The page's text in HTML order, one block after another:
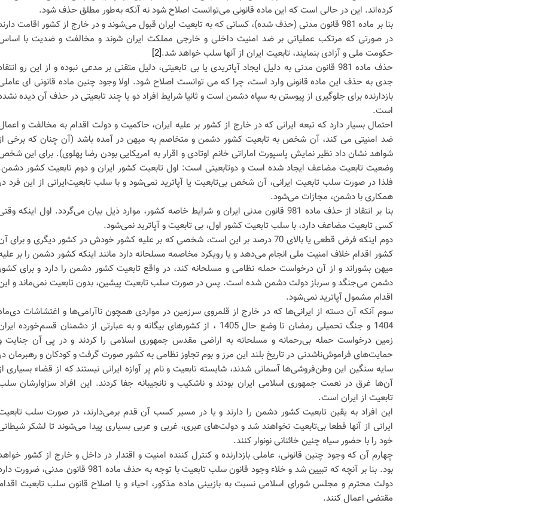
کرده‌اند. این در حالی‌ است که این ماده قانونی می‌توانست اصلاح شود نه آنکه به‌طور مطلق حذف شود.
بنا بر ماده 981 قانون مدنی (حذف شده)، کسانی که به تابعیت ایران قبول می‌شوند و در خارج از کشور اقامت
در صورتی که مرتکب عملیاتی بر ضد امنیت داخلی و خارجی مملکت ایران شوند و مخالفت و ضدیت با
حکومت ملی و آزادی بنمایند، تابعیت ایران از آنها سلب خواهد شد.[2]
حذف ماده 981 قانون مدنی به دلیل ایجاد آپاتریدی یا بی تابعیتی، دلیل متقنی بر مدعی نبوده و از این رو
جدی به حذف این ماده قانونی وارد است، چرا که می توانست اصلاح شود. اولا وجود چنین ماده قانونی ای
بازدارنده برای جلوگیری از پیوستن به سپاه دشمن است و ثانیا شرایط افراد دو یا چند تابعیتی در حذف آن دیده
است.
احتمال بسیار دارد که تبعه ایرانی که در خارج از کشور بر علیه ایران، حاکمیت و دولت اقدام به مخالفت و
ضد امنیتی می کند، آن شخص به تابعیت کشور دشمن و متخاصم به میهن در آمده باشد (آن چنان که برخی
شواهد نشان داد نظیر نمایش پاسپورت اماراتی خانم اوتادی و اقرار به امریکایی بودن رضا پهلوی). برای این
وضعیت تابعیت مضاعف ایجاد شده است و دوتابعیتی است: اول تابعیت کشور ایران و دوم تابعیت کشور
فلذا در صورت سلب تابعیت ایرانی، آن شخص بی‌تابعیت یا آپاترید نمی‌شود و با سلب تابعیت‌ایرانی از این فرد
همکاری با دشمن، مجازات می‌شود.
بنا بر انتقاد از حذف ماده 981 قانون مدنی ایران و شرایط خاصه کشور، موارد ذیل بیان می‌گردد. اول اینکه
کسی تابعیت مضاعف دارد، با سلب تابعیت کشور اول، بی تابعیت و آپاترید نمی‌شود.
دوم اینکه فرض قطعی یا بالای 70 درصد بر این است، شخصی که بر علیه کشور خودش در کشور دیگری و برای
کشور اقدام خلاف امنیت ملی انجام می‌دهد و یا رویکرد مخاصمه مسلحانه دارد مانند اینکه کشور دشمن را بر
میهن بشوراند و از آن درخواست حمله نظامی و مسلحانه کند، در واقع تابعیت کشور دشمن را دارد و برای
دشمن می‌جنگد و سرباز دولت دشمن شده است. پس در صورت سلب تابعیت پیشین، بدون تابعیت نمی‌ماند و
اقدام مشمول آپاترید نمی‌شود.
سوم آنکه آن دسته از ایرانی‌ها که در خارج از قلمروی سرزمین در مواردی همچون ناآرامی‌ها و اغتشاشات
1404 و جنگ تحمیلی رمضان تا وضع حال 1405 ، از کشورهای بیگانه و به عبارتی از دشمنان قسم‌خورده
زمین درخواست حمله بی‌رحمانه و مسلحانه به اراضی مقدس جمهوری اسلامی را کردند و در پی آن جنایت
حمایت‌های فراموش‌ناشدنی در تاریخ بلند این مرز و بوم تجاوز نظامی به کشور صورت گرفت و کودکان و رهبرمان
سایه سنگین این وطن‌فروشی‌ها آسمانی شدند، شایسته تابعیت و نام پر آوازه ایرانی نیستند که از قضاء بسیاری
آن‌ها غرق در نعمت جمهوری اسلامی ایران بودند و ناشکیب و نانجیبانه جفا کردند. این افراد سزاوارشان
تابعیت از ایران است.
این افراد به یقین تابعیت کشور دشمن را دارند و یا در مسیر کسب آن قدم برمی‌دارند، در صورت سلب
ایرانی از آنها قطعا بی‌تابعیت نخواهند شد و دولت‌های عبری، غربی و عربی بسیاری پیدا می‌شوند تا لشکر
خود را با حضور سیاه چنین خائنانی نونوار کنند.
چهارم آن که وجود چنین قانونی، عاملی بازدارنده و کنترل کننده امنیت و اقتدار در داخل و خارج از کشور
بود. بنا بر آنچه که تبیین شد و خلاء وجود قانون سلب تابعیت با توجه به حذف ماده 981 قانون مدنی، ضرورت
دولت محترم و مجلس شورای اسلامی نسبت به بازبینی ماده مذکور، احیاء و یا اصلاح قانون سلب تابعیت
مقتضی اعمال کنند.